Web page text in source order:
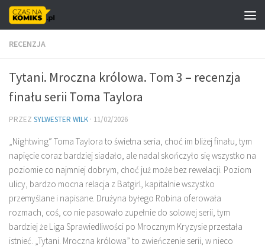
Skip to content
RECENZJA
Tytani. Mroczna królowa. Tom 3 – recenzja
finału serii Toma Taylora
PRZEZ SYLWESTER WILK · 11/02/2026
„Nightwing” Toma Taylora to świetna seria, choć im bliżej finału, tym
napięcie coraz bardziej siadało, ale nadal skończyło się wszystko na
poziomie co najmniej dobrym, choć już może bez rewelacji. Poziom
ulicy, bardzo mocna relacja z Batgirl, kapitalnie wszystko
przemyślane i napisane. Drużyna byłego Robina oferowała
rozmach, coś, co nie pasowało zupełnie do solowej serii, tym
bardziej że Liga Sprawiedliwości po Mrocznym Kryzysie przestała
istnieć. „Tytani. Mroczna królowa” to zwieńczenie serii, w nieco